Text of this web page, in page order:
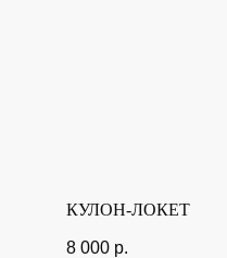
КУЛОН-ЛОКЕТ
8 000 р.